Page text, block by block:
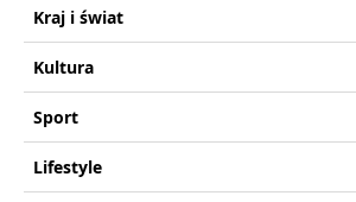
Kraj i świat
Kultura
Sport
Lifestyle